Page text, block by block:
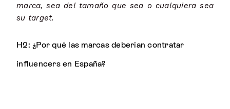
marca, sea del tamaño que sea o cualquiera sea
su target.
H2: ¿Por qué las marcas deberían contratar
influencers en España?